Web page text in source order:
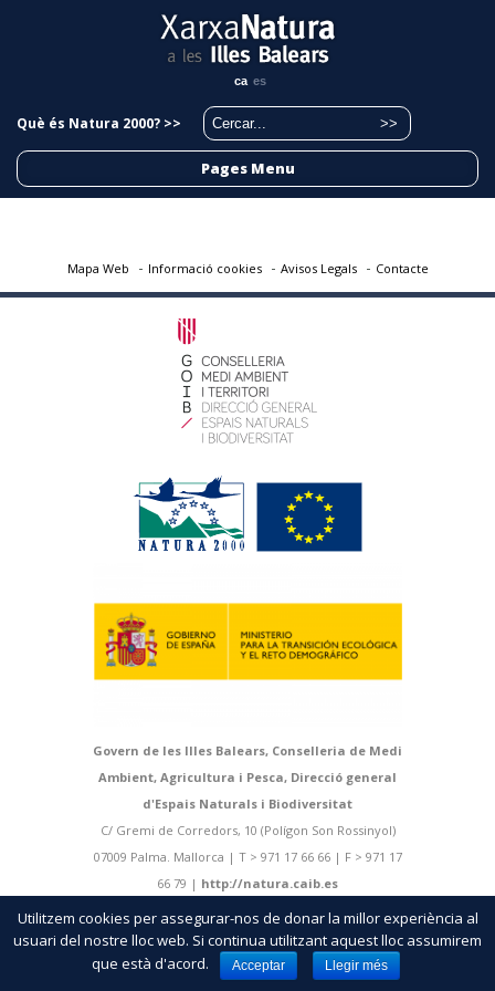
ca es
Què és Natura 2000? >>
Pages Menu
Mapa Web Informació cookies Avisos Legals Contacte
Govern de les Illes Balears, Conselleria de Medi
Ambient, Agricultura i Pesca, Direcció general
d'Espais Naturals i Biodiversitat
C/ Gremi de Corredors, 10 (Polígon Son Rossinyol)
07009 Palma. Mallorca | T > 971 17 66 66 | F > 971 17
66 79 | http://natura.caib.es
Utilitzem cookies per assegurar-nos de donar la millor experiència al
usuari del nostre lloc web. Si continua utilitzant aquest lloc assumirem
que està d'acord.
Acceptar Llegir més